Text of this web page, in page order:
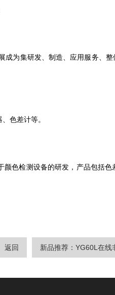
为集研发、制造、应用服务、
色差计等。
色检测设备的研发，产品包括
返回 新品推荐：YG60L在线